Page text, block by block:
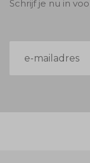
Schrijf je nu in
mailadres